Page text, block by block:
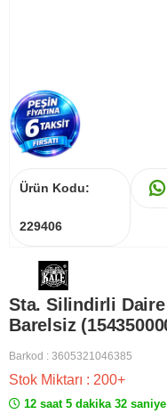
Ürün Kodu:
229406
Sta. Silindirli
Barelsiz
Barkod : 3605321046385
Stok Miktarı : 200+
12 saat 5 dakika 32 saniye